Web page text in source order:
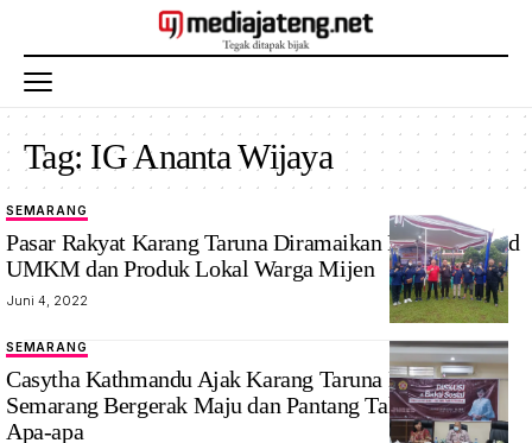
Tag: IG Ananta Wijaya
SEMARANG
Pasar Rakyat Karang Taruna Diramaikan Puluhan Stand
UMKM dan Produk Lokal Warga Mijen
Juni 4, 2022
SEMARANG
Casytha Kathmandu Ajak Karang Taruna Kota
Semarang Bergerak Maju dan Pantang Tak Berbuat
Apa-apa